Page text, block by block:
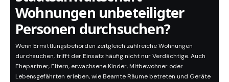
Wohnungen unbeteiligter
Personen durchsuchen?
Wenn Ermittlungsbehörden zeitgleich zahlreiche Wohnungen
durchsuchen, trifft der Einsatz häufig nicht nur Verdächtige. Auch
Ehepartner, Eltern, erwachsene Kinder, Mitbewohner oder
Lebensgefährten erleben, wie Beamte Räume betreten und Geräte